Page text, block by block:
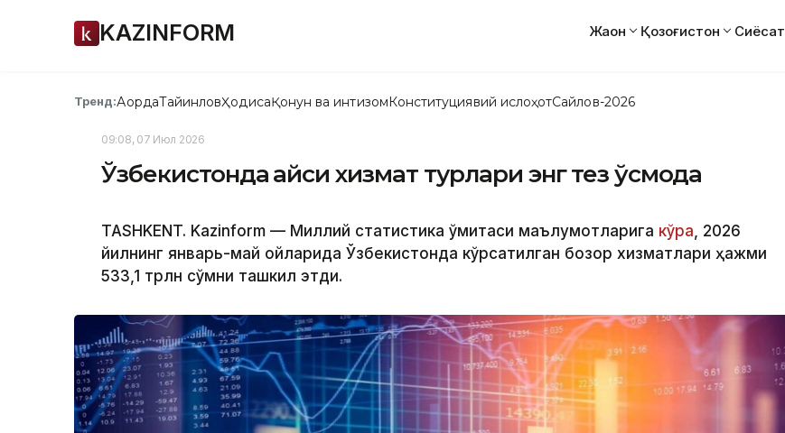
KAZINFORM Жаҳон Қозоғистон Сиёсат
Тренд:АқордаТайинловҲодисаҚонун ва интизомКонституциявий ислоҳотСайлов-2026
09:08, 07 Июл 2026
Ўзбекистонда қайси хизмат турлари энг тез ўсмоқда
TASHKENT. Kazinform — Миллий статистика қўмитаси маълумотларига кўра, 2026
йилнинг январь-май ойларида Ўзбекистонда кўрсатилган бозор хизматлари ҳажми
533,1 трлн сўмни ташкил этди.